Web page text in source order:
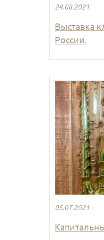
24.08.2021
Выставка
России.
05.07.2021